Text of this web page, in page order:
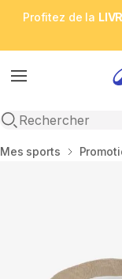
Profitez de la
Menu
Open search
Accueil
Mes sports